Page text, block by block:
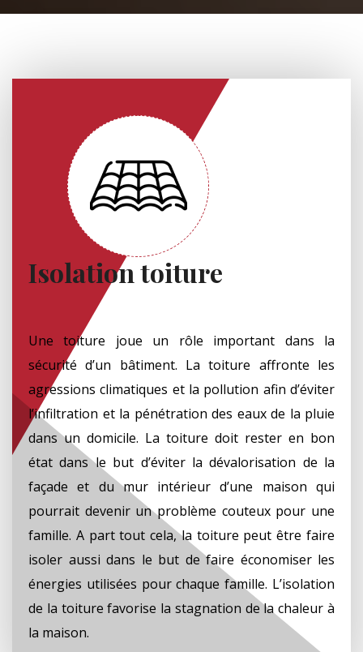
Isolation toiture
Une toiture joue un rôle important dans la
sécurité d’un bâtiment. La toiture affronte les
agressions climatiques et la pollution afin d’éviter
l’infiltration et la pénétration des eaux de la pluie
dans un domicile. La toiture doit rester en bon
état dans le but d’éviter la dévalorisation de la
façade et du mur intérieur d’une maison qui
pourrait devenir un problème couteux pour une
famille. A part tout cela, la toiture peut être faire
isoler aussi dans le but de faire économiser les
énergies utilisées pour chaque famille. L’isolation
de la toiture favorise la stagnation de la chaleur à
la maison.